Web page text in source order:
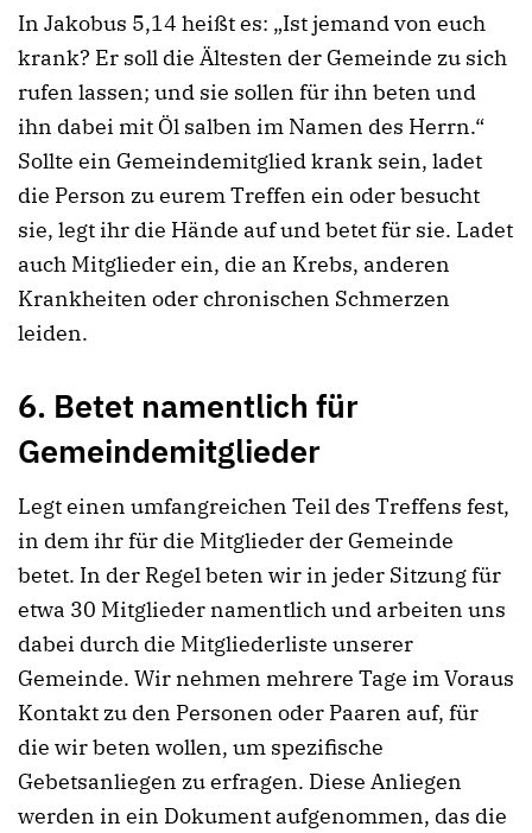
In Jakobus 5,14 heißt es: „Ist jemand von euch
krank? Er soll die Ältesten der Gemeinde zu sich
rufen lassen; und sie sollen für ihn beten und
ihn dabei mit Öl salben im Namen des Herrn.“
Sollte ein Gemeindemitglied krank sein, ladet
die Person zu eurem Treffen ein oder besucht
sie, legt ihr die Hände auf und betet für sie. Ladet
auch Mitglieder ein, die an Krebs, anderen
Krankheiten oder chronischen Schmerzen
leiden.
6. Betet namentlich für
Gemeindemitglieder
Legt einen umfangreichen Teil des Treffens fest,
in dem ihr für die Mitglieder der Gemeinde
betet. In der Regel beten wir in jeder Sitzung für
etwa 30 Mitglieder namentlich und arbeiten uns
dabei durch die Mitgliederliste unserer
Gemeinde. Wir nehmen mehrere Tage im Voraus
Kontakt zu den Personen oder Paaren auf, für
die wir beten wollen, um spezifische
Gebetsanliegen zu erfragen. Diese Anliegen
werden in ein Dokument aufgenommen, das die